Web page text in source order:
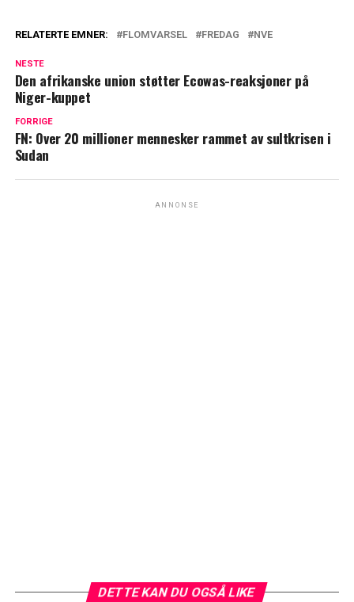
RELATERTE EMNER: FLOMVARSEL FREDAG NVE
NESTE
Den afrikanske union støtter Ecowas-reaksjoner på
Niger-kuppet
FORRIGE
FN: Over 20 millioner mennesker rammet av sultkrisen i
Sudan
ANNONSE
DETTE KAN DU OGSÅ LIKE